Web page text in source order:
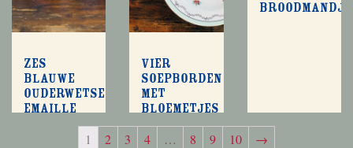
Zes
blauwe
ouderwetse
emaille
keukenblikken
Vier
soepborden
met
bloemetjes
Broodmandje
1 2 3 4 … 8 9 10 →